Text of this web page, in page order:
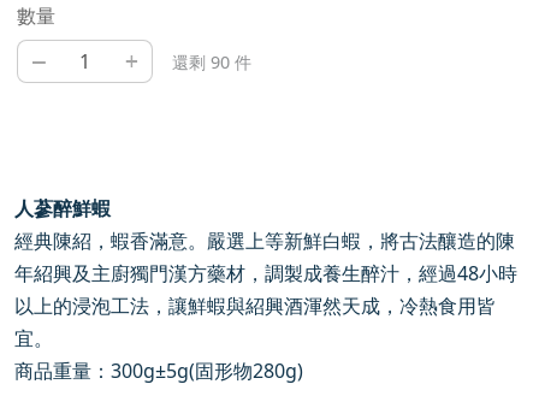
數量
– + 還剩 90 件
人蔘醉鮮蝦
經典陳紹，蝦香滿意。嚴選上等新鮮白蝦，將古法釀造的陳
年紹興及主廚獨門漢方藥材，調製成養生醉汁，經過48小時
以上的浸泡工法，讓鮮蝦與紹興酒渾然天成，冷熱食用皆
宜。
商品重量： 300g±5g(固形物280g)